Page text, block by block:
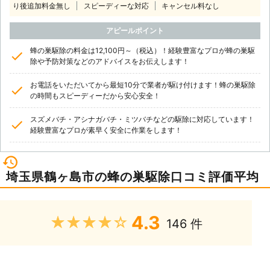
り後追加料金無し
スピーディーな対応 キャンセル料なし
アピールポイント
蜂の巣駆除の料金は12,100円～（税込）！経験豊富なプロが蜂の巣駆
除や予防対策などのアドバイスをお伝えします！
お電話をいただいてから最短10分で業者が駆け付けます！蜂の巣駆除
の時間もスピーディーだから安心安全！
スズメバチ・アシナガバチ・ミツバチなどの駆除に対応しています！
経験豊富なプロが素早く安全に作業をします！
埼玉県鶴ヶ島市の蜂の巣駆除口コミ評価平均
★★★★★ 4.3 146 件